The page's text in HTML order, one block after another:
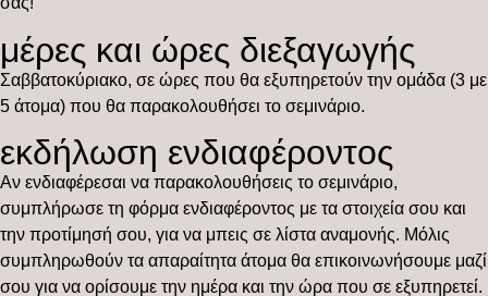
μέρες και ώρες διεξαγωγής
Σαββατοκύριακο, σε ώρες που θα εξυπηρετούν την ομάδα (3 με
5 άτομα) που θα παρακολουθήσει το σεμινάριο.
εκδήλωση ενδιαφέροντος
Αν ενδιαφέρεσαι να παρακολουθήσεις το σεμινάριο,
συμπλήρωσε τη φόρμα ενδιαφέροντος με τα στοιχεία σου και
την προτίμησή σου, για να μπεις σε λίστα αναμονής. Μόλις
συμπληρωθούν τα απαραίτητα άτομα θα επικοινωνήσουμε μαζί
σου για να ορίσουμε την ημέρα και την ώρα που σε εξυπηρετεί.